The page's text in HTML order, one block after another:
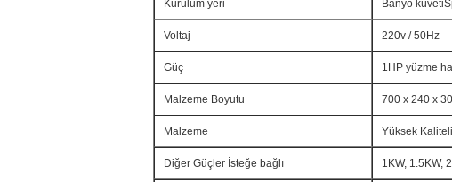
Kurulum yeri Banyo küveti
Voltaj 220v / 50Hz
Güç 1HP yüzme
Malzeme Boyutu 700 x 240 x
Malzeme Yüksek
Diğer Güçler İsteğe bağlı 1KW, 1.5KW,